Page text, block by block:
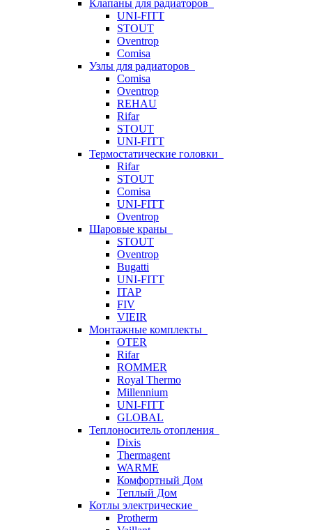
Клапаны для радиаторов
UNI-FITT
STOUT
Oventrop
Comisa
Узлы для радиаторов
Comisa
Oventrop
REHAU
Rifar
STOUT
UNI-FITT
Термостатические головки
Rifar
STOUT
Comisa
UNI-FITT
Oventrop
Шаровые краны
STOUT
Oventrop
Bugatti
UNI-FITT
ITAP
FIV
VIEIR
Монтажные комплекты
OTER
Rifar
ROMMER
Royal Thermo
Millennium
UNI-FITT
GLOBAL
Теплоноситель отопления
Dixis
Thermagent
WARME
Комфортный Дом
Теплый Дом
Котлы электрические
Protherm